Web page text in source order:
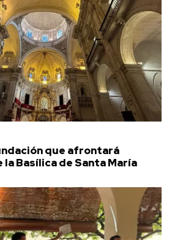
que afrontará
Basílica de Santa María